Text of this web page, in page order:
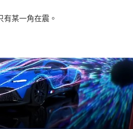
某一角在震。